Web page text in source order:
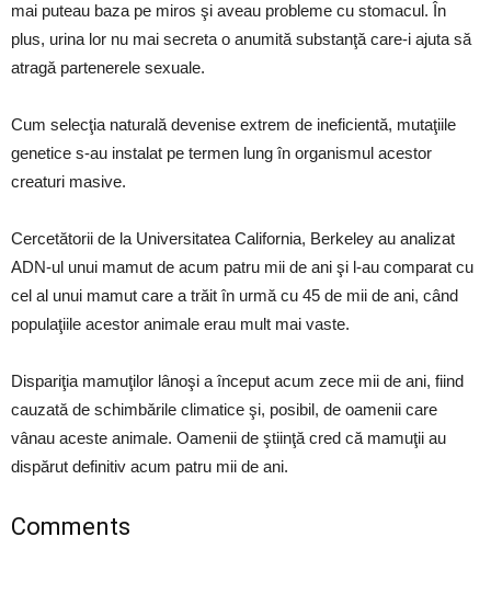
mai puteau baza pe miros şi aveau probleme cu stomacul. În
plus, urina lor nu mai secreta o anumită substanţă care-i ajuta să
atragă partenerele sexuale.
Cum selecţia naturală devenise extrem de ineficientă, mutaţiile
genetice s-au instalat pe termen lung în organismul acestor
creaturi masive.
Cercetătorii de la Universitatea California, Berkeley au analizat
ADN-ul unui mamut de acum patru mii de ani şi l-au comparat cu
cel al unui mamut care a trăit în urmă cu 45 de mii de ani, când
populaţiile acestor animale erau mult mai vaste.
Dispariţia mamuţilor lânoşi a început acum zece mii de ani, fiind
cauzată de schimbările climatice şi, posibil, de oamenii care
vânau aceste animale. Oamenii de ştiinţă cred că mamuţii au
dispărut definitiv acum patru mii de ani.
Comments